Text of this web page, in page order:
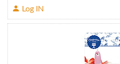
Log IN